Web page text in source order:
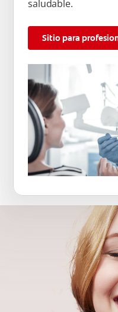
saludable.
Sitio para